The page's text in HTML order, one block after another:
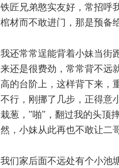
铁匠兄弟憨实友好，常招呼
棺材而不敢进门，那是预备
我还常常逞能背着小妹当街
来还是很费劲，常常背不远
高的台阶上，这样背下来，
不行，刚挪了几步，正得意
栽葱，"啪"，翻过我的头顶
然，小妹从此再也不敢让二
我们家后面不远处有个小池